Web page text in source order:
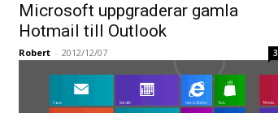
Microsoft uppgraderar gamla
Hotmail till Outlook
Robert - 2012/12/07 3